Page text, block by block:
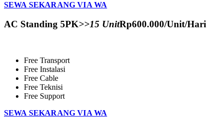
SEWA SEKARANG VIA WA
AC Standing 5PK>>15 UnitRp600.000/Unit/Hari
Free Transport
Free Instalasi
Free Cable
Free Teknisi
Free Support
SEWA SEKARANG VIA WA